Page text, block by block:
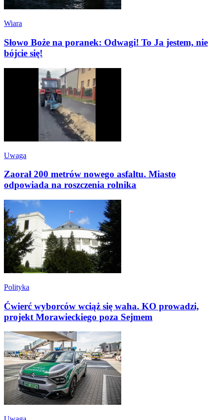
Wiara
Słowo Boże na poranek: Odwagi! To Ja jestem, nie
bójcie się!
Uwaga
Zaorał 200 metrów nowego asfaltu. Miasto
odpowiada na roszczenia rolnika
Polityka
Ćwierć wyborców wciąż się waha. KO prowadzi,
projekt Morawieckiego poza Sejmem